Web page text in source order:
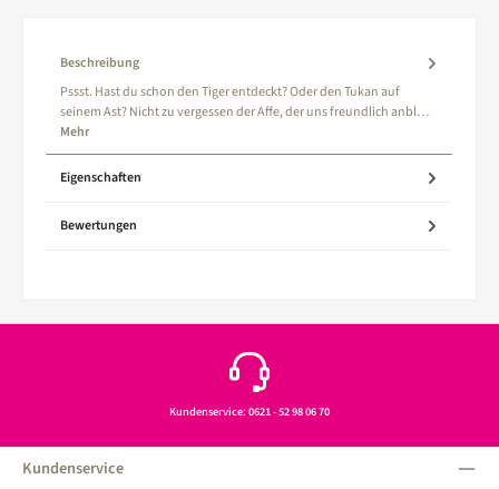
Beschreibung
Pssst. Hast du schon den Tiger entdeckt? Oder den Tukan auf
seinem Ast? Nicht zu vergessen der Affe, der uns freundlich anbl…
Mehr
Eigenschaften
Bewertungen
Kundenservice: 0621 - 52 98 06 70
Kundenservice